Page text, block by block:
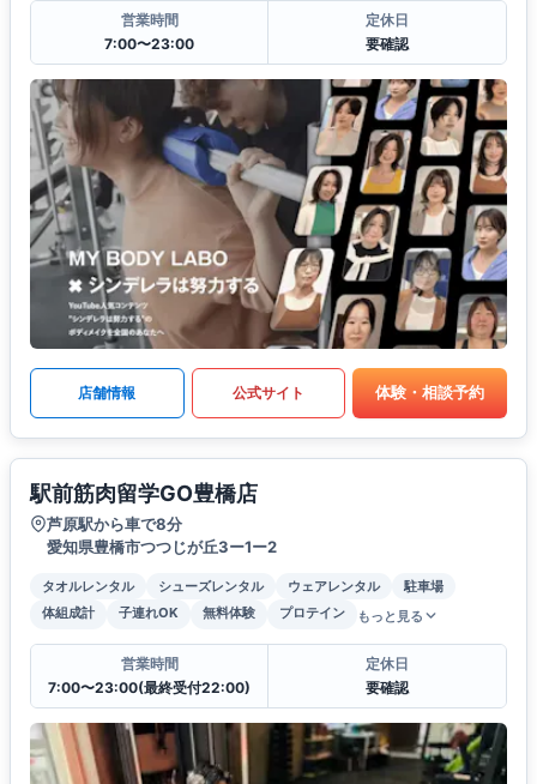
営業時間
7:00〜23:00
定休日
要確認
店舗情報 公式サイト 体験・相談予約
駅前筋肉留学GO豊橋店
芦原駅から車で8分
愛知県豊橋市つつじが丘3ー1ー2
タオルレンタル シューズレンタル ウェアレンタル
駐車場
体組成計
子連れOK 無料体験 プロテイン もっと見る
営業時間
7:00〜23:00(最終受付22:00)
定休日
要確認